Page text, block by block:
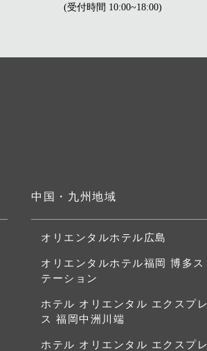
(受付時間 10:00~18:00)
中国・九州地域
オリエンタルホテル広島
オリエンタルホテル福岡 博多ス
テーション
ホテル オリエンタル エクスプレ
ス 福岡中洲川端
ホテル オリエンタル エクスプレ